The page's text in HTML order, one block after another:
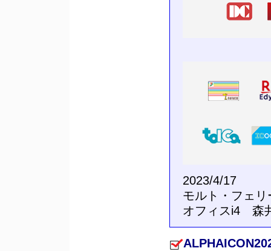
2023/4/17
モルト・フェリ
オフィスi4 森